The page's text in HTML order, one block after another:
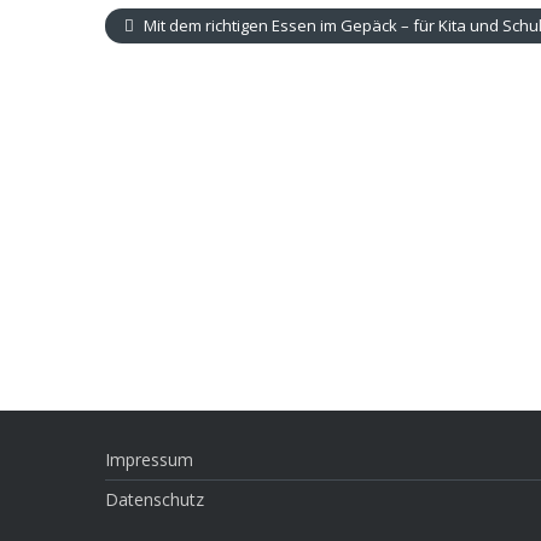
Mit dem richtigen Essen im Gepäck – für Kita und
Impressum
Datenschutz